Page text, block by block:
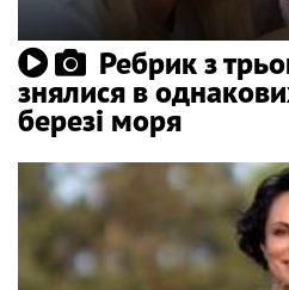
Ребрик з
знялися в
березі моря